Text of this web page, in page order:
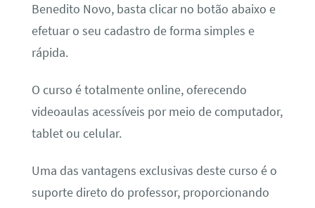
Benedito Novo, basta clicar no botão abaixo e
efetuar o seu cadastro de forma simples e
rápida.
O curso é totalmente online, oferecendo
videoaulas acessíveis por meio de computador,
tablet ou celular.
Uma das vantagens exclusivas deste curso é o
suporte direto do professor, proporcionando